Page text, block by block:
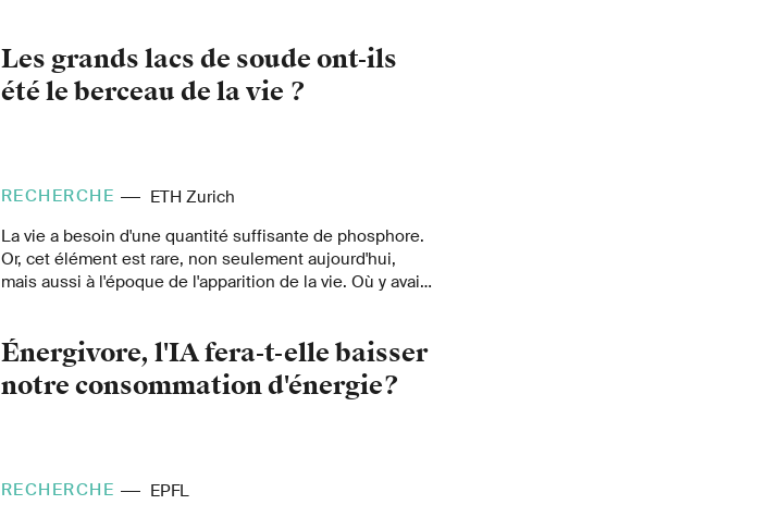
Les grands lacs de soude ont-ils
été le berceau de la vie ?
RECHERCHE
ETH Zurich
La vie a besoin d'une quantité suffisante de phosphore.
Or, cet élément est rare, non seulement aujourd'hui,
mais aussi à l'époque de l'apparition de la vie. Où y avait-
recherche spécialisée dans l'étude de l'origine de la vie a
une réponse.
Énergivore, l'IA fera-t-elle baisser
notre consommation d'énergie?
RECHERCHE
EPFL